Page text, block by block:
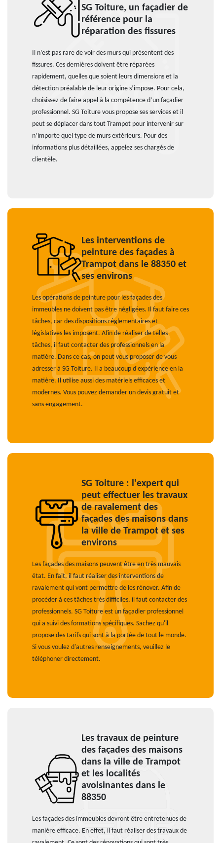
SG Toiture, un façadier de
référence pour la
réparation des fissures
Il n’est pas rare de voir des murs qui présentent des
fissures. Ces dernières doivent être réparées
rapidement, quelles que soient leurs dimensions et la
détection préalable de leur origine s’impose. Pour cela,
choisissez de faire appel à la compétence d’un façadier
professionnel. SG Toiture vous propose ses services et il
peut se déplacer dans tout Trampot pour intervenir sur
n’importe quel type de murs extérieurs. Pour des
informations plus détaillées, appelez ses chargés de
clientèle.
Les interventions de
peinture des façades à
Trampot dans le 88350 et
ses environs
Les opérations de peinture pour les façades des
immeubles ne doivent pas être négligées. Il faut faire ces
tâches, car des dispositions réglementaires et
législatives les imposent. Afin de réaliser de telles
tâches, il faut contacter des professionnels en la
matière. Dans ce cas, on peut vous proposer de vous
adresser à SG Toiture. Il a beaucoup d'expérience en la
matière. Il utilise aussi des matériels efficaces et
modernes. Vous pouvez demander un devis gratuit et
sans engagement.
SG Toiture : l'expert qui
peut effectuer les travaux
de ravalement des
façades des maisons dans
la ville de Trampot et ses
environs
Les façades des maisons peuvent être en très mauvais
état. En fait, il faut réaliser des interventions de
ravalement qui vont permettre de les rénover. Afin de
procéder à ces tâches très difficiles, il faut contacter des
professionnels. SG Toiture est un façadier professionnel
qui a suivi des formations spécifiques. Sachez qu'il
propose des tarifs qui sont à la portée de tout le monde.
Si vous voulez d'autres renseignements, veuillez le
téléphoner directement.
Les travaux de peinture
des façades des maisons
dans la ville de Trampot
et les localités
avoisinantes dans le
88350
Les façades des immeubles devront être entretenues de
manière efficace. En effet, il faut réaliser des travaux de